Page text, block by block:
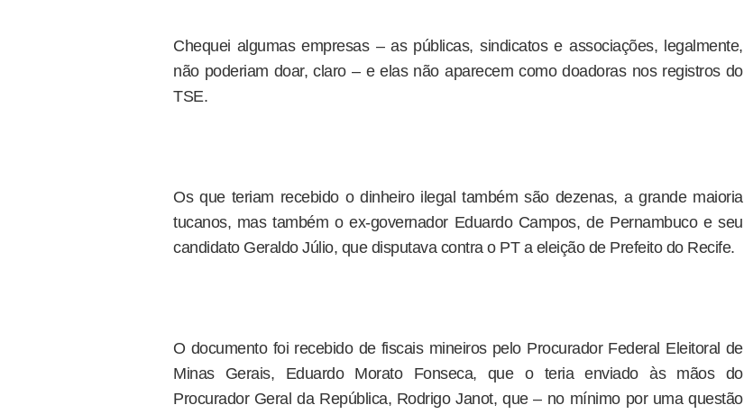
Chequei algumas empresas – as públicas, sindicatos e associações, legalmente,
não poderiam doar, claro – e elas não aparecem como doadoras nos registros do
TSE.
Os que teriam recebido o dinheiro ilegal também são dezenas, a grande maioria
tucanos, mas também o ex-governador Eduardo Campos, de Pernambuco e seu
candidato Geraldo Júlio, que disputava contra o PT a eleição de Prefeito do Recife.
O documento foi recebido de fiscais mineiros pelo Procurador Federal Eleitoral de
Minas Gerais, Eduardo Morato Fonseca, que o teria enviado às mãos do
Procurador Geral da República, Rodrigo Janot, que – no mínimo por uma questão